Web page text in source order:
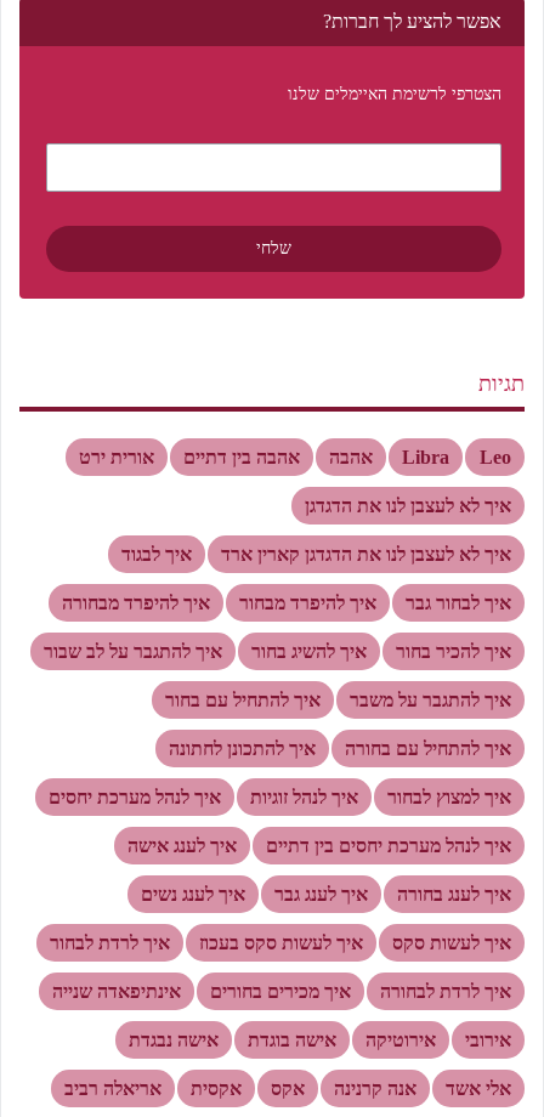
אפשר להציע לך חברות?
הצטרפי לרשימת האיימלים שלנו
תגיות
Leo
Libra אהבה אהבה בין דתיים אורית ירט
איך לא לעצבן לנו את הדגדגן
איך לא לעצבן לנו את הדגדגן קארין ארד איך לבגוד
איך לבחור גבר איך להיפרד מבחור איך להיפרד מבחורה
איך להכיר בחור איך להשיג בחור איך להתגבר על לב שבור
איך להתגבר על משבר איך להתחיל עם בחור
איך להתחיל עם בחורה איך להתכונן לחתונה
איך למצוץ לבחור איך לנהל זוגיות איך לנהל מערכת יחסים
איך לנהל מערכת יחסים בין דתיים איך לענג אישה
איך לענג בחורה איך לענג גבר איך לענג נשים
איך לעשות סקס איך לעשות סקס בעכוז איך לרדת לבחור
איך לרדת לבחורה איך מכירים בחורים אינתיפאדה שנייה
אירובי אירוטיקה אישה בוגדת אישה נבגדת
אלי אשד אנה קרנינה אקס אקסית אריאלה רביב